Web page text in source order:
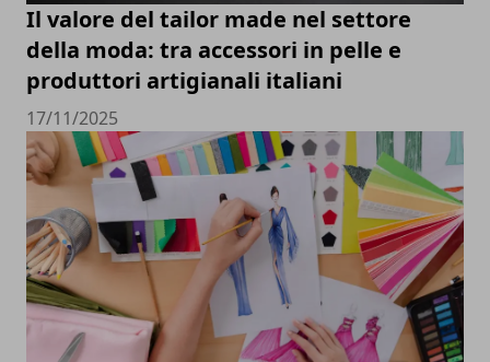
Il valore del tailor made nel settore
della moda: tra accessori in pelle e
produttori artigianali italiani
17/11/2025